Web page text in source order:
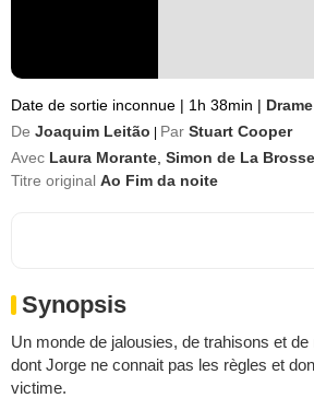
Date de sortie inconnue | 1h 38min | Drame
De Joaquim Leitão Par Stuart Cooper
Avec Laura Morante Simon de La Brosse
Titre original Ao Fim da noite
Synopsis
Un monde de jalousies, de trahisons et
dont Jorge ne connait pas les règles et
victime.